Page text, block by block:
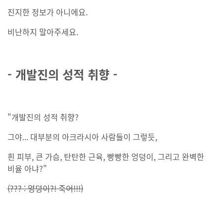
진지한 정보가 아니에요.
비난하지 말아주세요.
- 개발진의 성적 취향 -
"개발진의 성적 취향?
그야... 대부분의 아크라시아 사람들이 그렇듯,
흰 피부, 큰 가슴, 탄탄한 근육, 빵빵한 엉덩이, 그리고 완벽한
비율 아냐?"
(??? : 엉덩이?! 죽어!!!)